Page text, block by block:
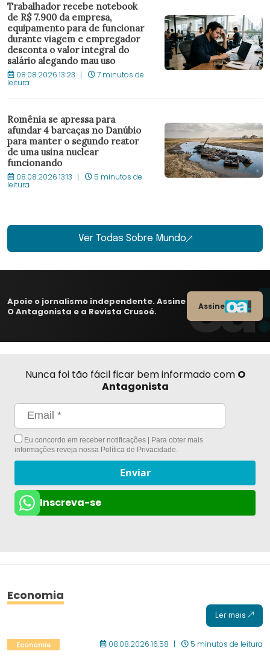
Trabalhador recebe notebook
de R$ 7.900 da empresa,
equipamento para de funcionar
durante viagem e empregador
desconta o valor integral do
salário alegando mau uso
08.08.2026 13:23 7 minutos de
leitura
Romênia se apressa para
afundar 4 barcaças no Danúbio
para manter o segundo reator
de uma usina nuclear
funcionando
08.08.2026 13:13 5 minutos de
leitura
Ver Todas Sobre Mundo
Apoie o jornalismo independente. Assine
O Antagonista e a Revista Crusoé.
Assine
Nunca foi tão fácil ficar bem informado com O
Antagonista
Eu concordo em receber notificações | Para obter mais
informações reveja nossa Política de Privacidade.
Enviar
Inscreva-se
Economia
Ler mais
Economia 08.08.2026 16:58 5 minutos de leitura